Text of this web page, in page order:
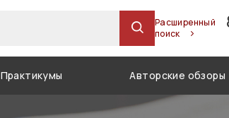
Расширенный
поиск
Практикумы Авторские обзоры